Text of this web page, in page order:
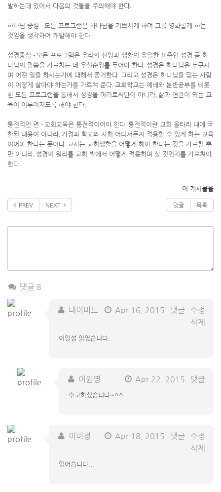
발하는데 있어서 다음의 것들을 주의해야 한다.
하나님 중심 - 모든 프로그램은 하나님을 기쁘시게 하며 그를 영화롭게 하는
것임을 생각하여 개발해야 한다.
성경중심 - 모든 프로그램은 우리의 신앙과 생활의 유일한 표준인 성경 곧 하
나님의 말씀을 가르치는 데 우선순위를 두어야 한다. 성경은 하나님은 누구시
며 어떤 일을 하시는가에 대해서 증거한다. 그리고 성경은 하나님을 믿는 사람
이 어떻게 살아야 하는가를 가르쳐 준다. 교회학교는 예배와 분반공부를 비롯
한 모든 프로그램을 통해서 성경을 머리로써만이 아니라, 삶과 연관이 되는 교
육이 이루어지도록 해야 한다.
통전적인 면 - 교회교육은 통전적이어야 한다. 통전적이란 교회 울타리 내에 국
한된 내용이 아니라, 가정과 학교와 사회 어디서든지 적용할 수 있게 하는 교육
이어야 한다는 뜻이다. 교사는 교회생활을 어떻게 해야 한다는 것을 가르칠 뿐
만 아니라, 성경의 원리를 교회 밖에서 어떻게 적용하며 살 것인지를 가르쳐야
한다.
이 게시물을
PREV NEXT 댓글 목록
댓글 8
데이비드 Apr 16, 2015 댓글 수정
삭제
이일성 읽었습니다.
이원영 Apr 22, 2015 댓글
수고하셨습니다~^^
이미정 Apr 18, 2015 댓글 수정
삭제
읽어습니다...